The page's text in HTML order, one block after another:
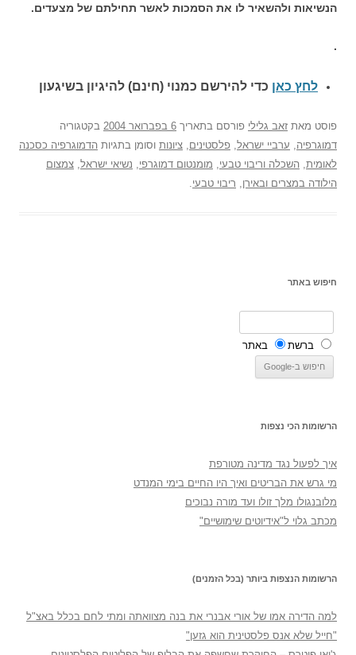
הנשיאות ולהשאיר לו את הסמכות לאשר תחילתם של מצעדים.
.
לחץ כאן כדי להירשם כמנוי (חינם) להיגיון בשיגעון
פוסט מאת זאב גלילי פורסם בתאריך 6 בפברואר 2004
בקטגוריה
דמוגרפיה
ערביי ישראל פלסטינים ציונות וסומן בתגיות הדמוגרפיה כסכנה
לאומית השכלה וריבוי טבעי מומנטום דמוגרפי נשיאי ישראל צמצום
הילודה במצרים ובאירן
ריבוי טבעי
חיפוש באתר
ברשת באתר
הרשומות הכי נצפות
איך לפעול נגד מדינה מטורפת
מי גרש את הבריטים ואיך היו החיים בימי המנדט
מלובנגולו מלך זולו ועד מורה נבוכים
מכתב גלוי ל"אידיוטים שימושיים"
הרשומות הנצפות ביותר (בכל הזמנים)
למה הדירה אמו של אורי אבנרי את בנה מצוואתה ומתי לחם בכלל באצ"ל
"חייל שלא אנס פלסטינית הוא גזען"